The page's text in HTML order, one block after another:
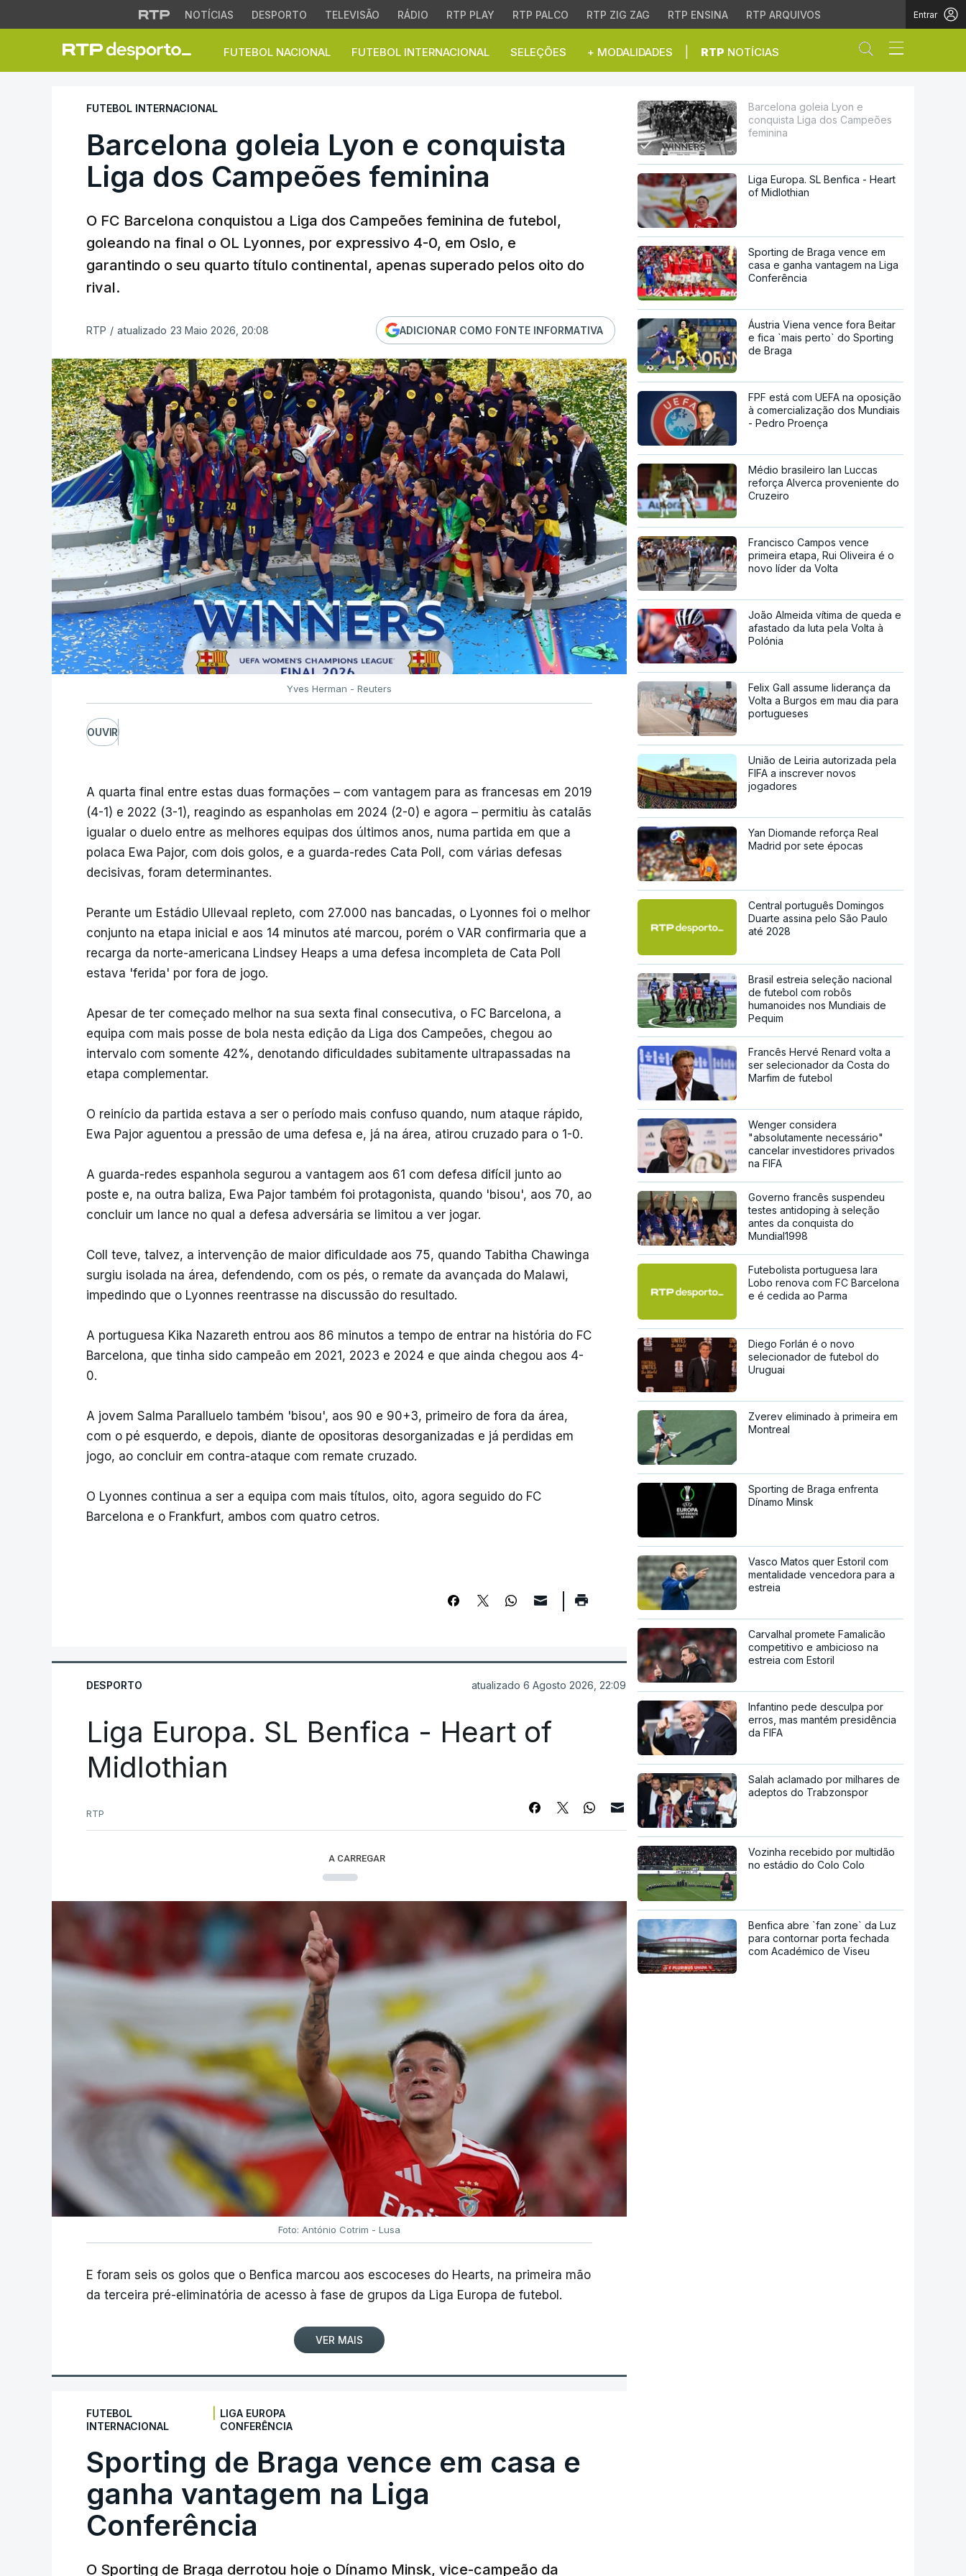
NOTÍCIAS DESPORTO TELEVISÃO RÁDIO RTP PLAY RTP PALCO RTP ZIG ZAG RTP ENSINA RTP ARQUIVOS Entrar
FUTEBOL NACIONAL FUTEBOL INTERNACIONAL SELEÇÕES + MODALIDADES RTP NOTÍCIAS Abrir campo
Barcelona goleia Lyon e conquista Liga dos Campeões feminina
FUTEBOL INTERNACIONAL
Barcelona goleia Lyon e conquista
Liga dos Campeões feminina
O FC Barcelona conquistou a Liga dos Campeões feminina de futebol,
goleando na final o OL Lyonnes, por expressivo 4-0, em Oslo, e
garantindo o seu quarto título continental, apenas superado pelos oito do
rival.
RTP / atualizado 23 Maio 2026, 20:08 ADICIONAR COMO FONTE INFORMATIVA
Yves Herman - Reuters
OUVIR
A quarta final entre estas duas formações – com vantagem para as francesas em 2019
(4-1) e 2022 (3-1), reagindo as espanholas em 2024 (2-0) e agora – permitiu às catalãs
igualar o duelo entre as melhores equipas dos últimos anos, numa partida em que a
polaca Ewa Pajor, com dois golos, e a guarda-redes Cata Poll, com várias defesas
decisivas, foram determinantes.
Perante um Estádio Ullevaal repleto, com 27.000 nas bancadas, o Lyonnes foi o melhor
conjunto na etapa inicial e aos 14 minutos até marcou, porém o VAR confirmaria que a
recarga da norte-americana Lindsey Heaps a uma defesa incompleta de Cata Poll
estava 'ferida' por fora de jogo.
Apesar de ter começado melhor na sua sexta final consecutiva, o FC Barcelona, a
equipa com mais posse de bola nesta edição da Liga dos Campeões, chegou ao
intervalo com somente 42%, denotando dificuldades subitamente ultrapassadas na
etapa complementar.
O reinício da partida estava a ser o período mais confuso quando, num ataque rápido,
Ewa Pajor aguentou a pressão de uma defesa e, já na área, atirou cruzado para o 1-0.
A guarda-redes espanhola segurou a vantagem aos 61 com defesa difícil junto ao
poste e, na outra baliza, Ewa Pajor também foi protagonista, quando 'bisou', aos 70, ao
concluir um lance no qual a defesa adversária se limitou a ver jogar.
Coll teve, talvez, a intervenção de maior dificuldade aos 75, quando Tabitha Chawinga
surgiu isolada na área, defendendo, com os pés, o remate da avançada do Malawi,
impedindo que o Lyonnes reentrasse na discussão do resultado.
A portuguesa Kika Nazareth entrou aos 86 minutos a tempo de entrar na história do FC
Barcelona, que tinha sido campeão em 2021, 2023 e 2024 e que ainda chegou aos 4-
0.
A jovem Salma Paralluelo também 'bisou', aos 90 e 90+3, primeiro de fora da área,
com o pé esquerdo, e depois, diante de opositoras desorganizadas e já perdidas em
jogo, ao concluir em contra-ataque com remate cruzado.
O Lyonnes continua a ser a equipa com mais títulos, oito, agora seguido do FC
Barcelona e o Frankfurt, ambos com quatro cetros.
DESPORTO atualizado 6 Agosto 2026, 22:09
Liga Europa. SL Benfica - Heart of
Midlothian
RTP
A CARREGAR
Foto: António Cotrim - Lusa
E foram seis os golos que o Benfica marcou aos escoceses do Hearts, na primeira mão
da terceira pré-eliminatória de acesso à fase de grupos da Liga Europa de futebol.
VER MAIS
FUTEBOL
INTERNACIONAL
LIGA EUROPA
CONFERÊNCIA
Sporting de Braga vence em casa e
ganha vantagem na Liga
Conferência
O Sporting de Braga derrotou hoje o Dínamo Minsk, vice-campeão da
Barcelona goleia Lyon e
conquista Liga dos Campeões
feminina
Liga Europa. SL Benfica - Heart
of Midlothian
Sporting de Braga vence em
casa e ganha vantagem na Liga
Conferência
Áustria Viena vence fora Beitar
e fica `mais perto` do Sporting
de Braga
FPF está com UEFA na oposição
à comercialização dos Mundiais
- Pedro Proença
Médio brasileiro Ian Luccas
reforça Alverca proveniente do
Cruzeiro
Francisco Campos vence
primeira etapa, Rui Oliveira é o
novo líder da Volta
João Almeida vítima de queda e
afastado da luta pela Volta à
Polónia
Felix Gall assume liderança da
Volta a Burgos em mau dia para
portugueses
União de Leiria autorizada pela
FIFA a inscrever novos
jogadores
Yan Diomande reforça Real
Madrid por sete épocas
Central português Domingos
Duarte assina pelo São Paulo
até 2028
Brasil estreia seleção nacional
de futebol com robôs
humanoides nos Mundiais de
Pequim
Francês Hervé Renard volta a
ser selecionador da Costa do
Marfim de futebol
Wenger considera
"absolutamente necessário"
cancelar investidores privados
na FIFA
Governo francês suspendeu
testes antidoping à seleção
antes da conquista do
Mundial1998
Futebolista portuguesa Iara
Lobo renova com FC Barcelona
e é cedida ao Parma
Diego Forlán é o novo
selecionador de futebol do
Uruguai
Zverev eliminado à primeira em
Montreal
Sporting de Braga enfrenta
Dínamo Minsk
Vasco Matos quer Estoril com
mentalidade vencedora para a
estreia
Carvalhal promete Famalicão
competitivo e ambicioso na
estreia com Estoril
Infantino pede desculpa por
erros, mas mantém presidência
da FIFA
Salah aclamado por milhares de
adeptos do Trabzonspor
Vozinha recebido por multidão
no estádio do Colo Colo
Benfica abre `fan zone` da Luz
para contornar porta fechada
com Académico de Viseu